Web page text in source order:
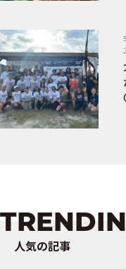
人気の記事